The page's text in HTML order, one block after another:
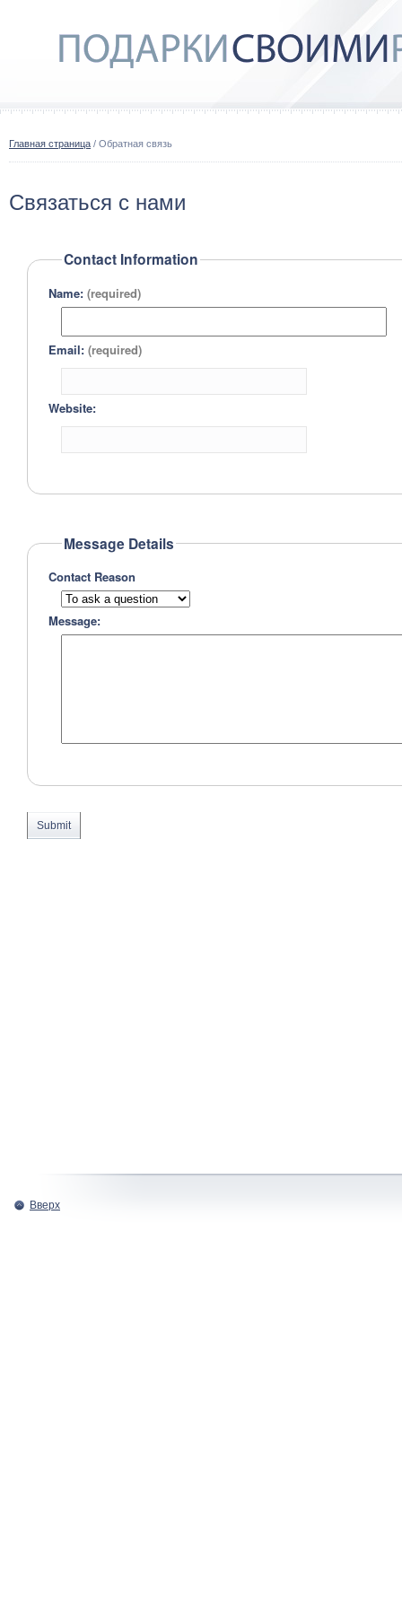
Главная страница / Обратная связь
Связаться с нами
Contact Information
Name: (required)
Email: (required)
Website:
Message Details
Contact Reason
Message:
Вверх